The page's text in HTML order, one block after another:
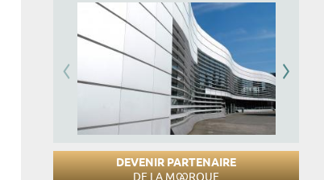
DEVENIR PARTENAIRE
DE LA M RQUE